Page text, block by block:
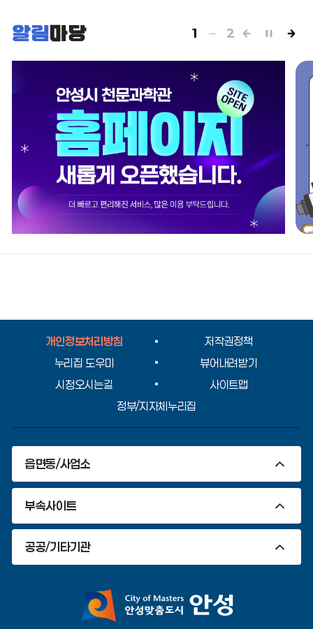
알림마당 1 2
개인정보처리방침
저작권정책
누리집 도우미
뷰어내려받기
시청오시는길
사이트맵
정부/지자체누리집
읍면동/사업소
부속사이트
공공/기타기관